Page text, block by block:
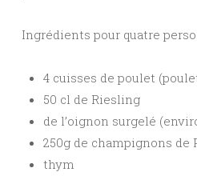
Ingrédients pour quatre
4 cuisses de poulet
50 cl de Riesling
de l’oignon surgelé
250g de champignons de
thym